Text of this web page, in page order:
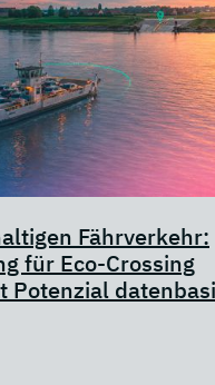
Fährverkehr:
für Eco-Crossing
Potenzial